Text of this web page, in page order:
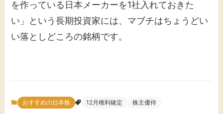
を作っている日本メーカーを1社入れておきた
い」という長期投資家には、マブチはちょうどい
い落としどころの銘柄です。
おすすめの日本株 12月権利確定 株主優待